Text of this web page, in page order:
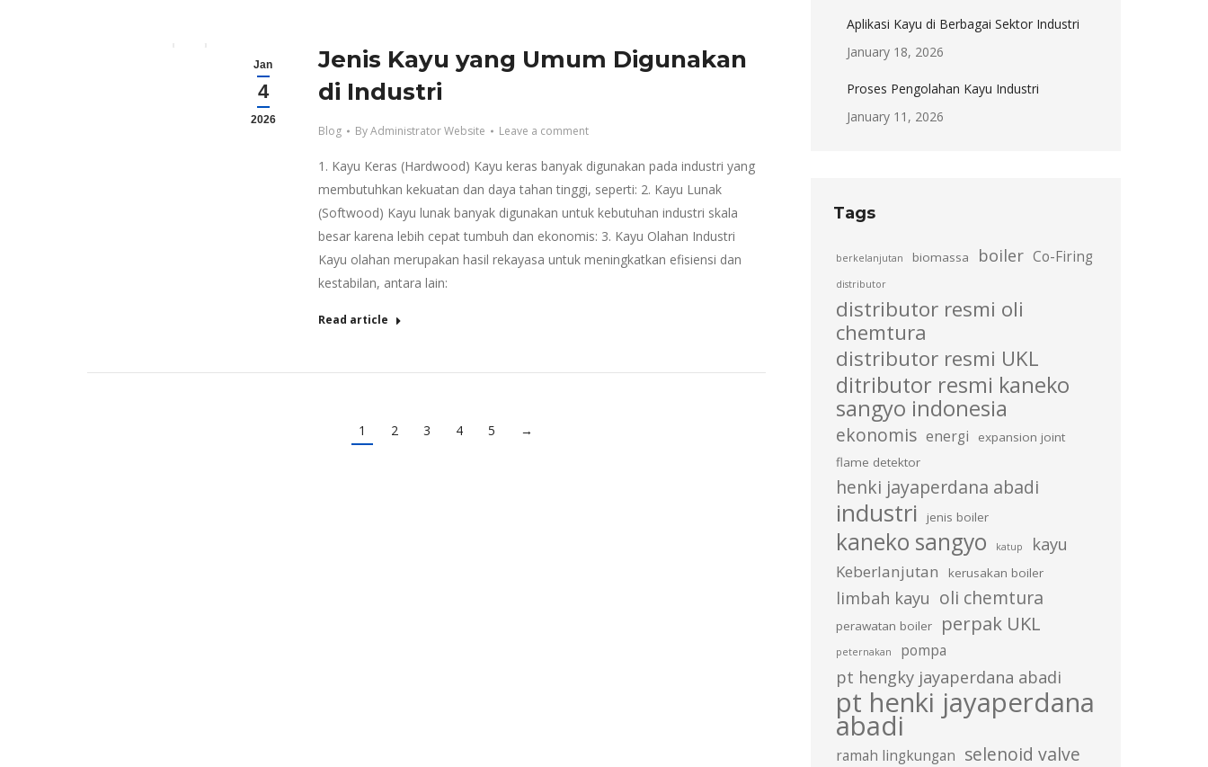
Jan
4
2026
Jenis Kayu yang Umum Digunakan
di Industri
Blog ByAdministrator Website Leave a comment
1. Kayu Keras (Hardwood) Kayu keras banyak digunakan pada industri yang
membutuhkan kekuatan dan daya tahan tinggi, seperti: 2. Kayu Lunak
(Softwood) Kayu lunak banyak digunakan untuk kebutuhan industri skala
besar karena lebih cepat tumbuh dan ekonomis: 3. Kayu Olahan Industri
Kayu olahan merupakan hasil rekayasa untuk meningkatkan efisiensi dan
kestabilan, antara lain:
Read article
1 2 3 4 5 →
Aplikasi Kayu di Berbagai Sektor Industri
January 18, 2026
Proses Pengolahan Kayu Industri
January 11, 2026
Tags
berkelanjutan biomassa boiler Co-Firing
distributor
distributor resmi oli
chemtura
distributor resmi UKL
ditributor resmi kaneko
sangyo indonesia
ekonomis energi
expansion joint
flame detektor
henki jayaperdana abadi
industri jenis boiler
kaneko sangyo katup kayu
Keberlanjutan kerusakan boiler
limbah kayu oli chemtura
perawatan boiler perpak UKL
peternakan pompa
pt hengky jayaperdana abadi
pt henki jayaperdana
abadi
ramah lingkungan selenoid valve